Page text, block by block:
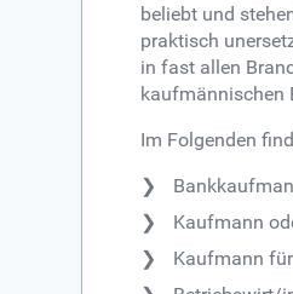
beliebt und
praktisch
in fast allen
kaufmännischen
Im Folgenden
Kaufmann
Kaufmann